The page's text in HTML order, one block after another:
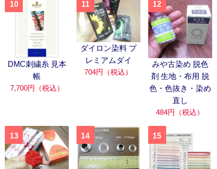
10
DMC刺繍糸 見本
帳
7,700円（税込）
11
ダイロン染料 プ
レミアムダイ
704円（税込）
12
みや古染め 脱色
剤 生地・布用 脱
色・色抜き・染め
直し
484円（税込）
13 14 15